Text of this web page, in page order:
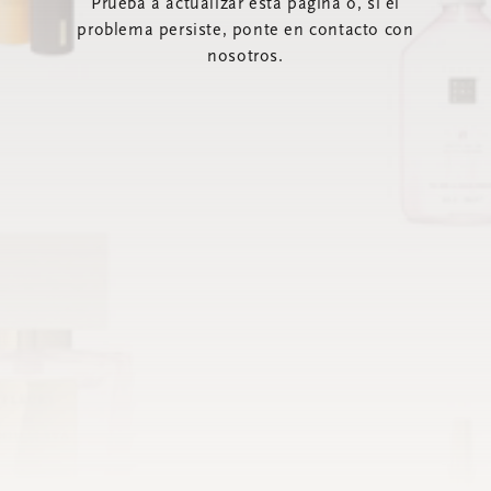
Prueba a actualizar esta página o, si el
problema persiste, ponte en contacto con
nosotros.